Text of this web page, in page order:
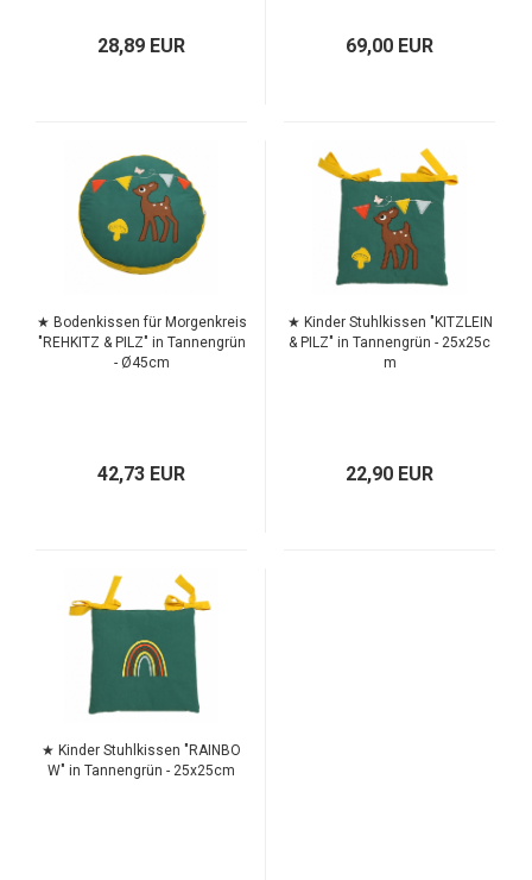
28,89 EUR 69,00 EUR
★ Bodenkissen für Morgenkreis
"REHKITZ & PILZ" in Tannengrün
- Ø45cm
42,73 EUR
★ Kinder Stuhlkissen "KITZLEIN
& PILZ" in Tannengrün - 25x25c
m
22,90 EUR
★ Kinder Stuhlkissen "RAINBO
W" in Tannengrün - 25x25cm